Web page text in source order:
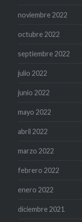
noviembre 2022
octubre 2022
septiembre 2022
julio 2022
junio 2022
mayo 2022
abril 2022
marzo 2022
febrero 2022
enero 2022
diciembre 2021